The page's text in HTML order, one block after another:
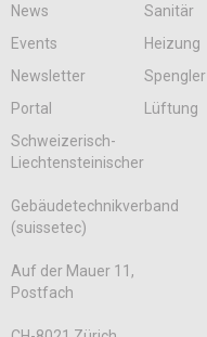
News
Sanitär
Events
Heizung
Newsletter
Spengler
Portal
Lüftung
Schweizerisch-
Liechtensteinischer
Gebäudetechnikverband
(suissetec)
Auf der Mauer 11,
Postfach